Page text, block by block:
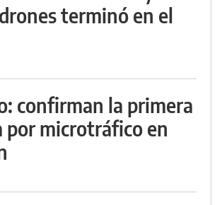
terminó en el
confirman la primera
por microtráfico en